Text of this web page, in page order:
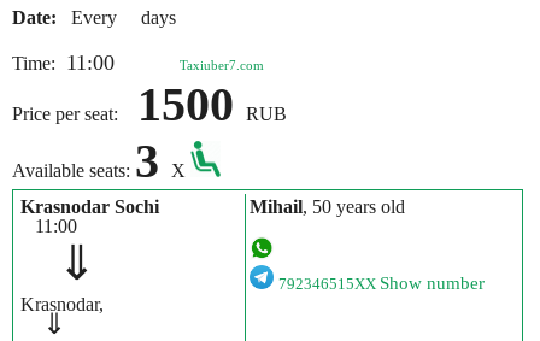
Date: Every days
Time: 11:00 Taxiuber7.com
Price per seat: 1500 RUB
Available seats: 3
X
Krasnodar Sochi
11:00
⇓
Krasnodar,
⇓
Mihail, 50 years old
792346515XX Show number